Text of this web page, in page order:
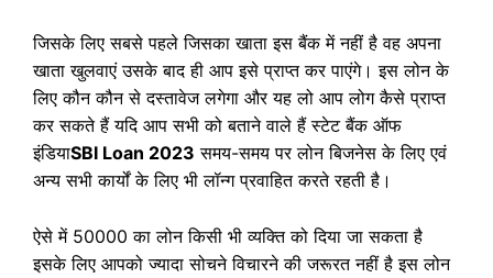
जिसके लिए सबसे पहले जिसका खाता इस बैंक में नहीं है वह अपना
खाता खुलवाएं उसके बाद ही आप इसे प्राप्त कर पाएंगे। इस लोन के
लिए कौन कौन से दस्तावेज लगेगा और यह लो आप लोग कैसे प्राप्त
कर सकते हैं यदि आप सभी को बताने वाले हैं स्टेट बैंक ऑफ
इंडियाSBI Loan 2023 समय-समय पर लोन बिजनेस के लिए एवं
अन्य सभी कार्यों के लिए भी लॉन्ग प्रवाहित करते रहती है।
ऐसे में 50000 का लोन किसी भी व्यक्ति को दिया जा सकता है
इसके लिए आपको ज्यादा सोचने विचारने की जरूरत नहीं है इस लोन